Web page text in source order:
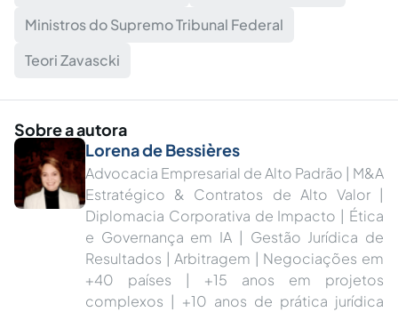
Ministros do Supremo Tribunal Federal
Teori Zavascki
Sobre a autora
Lorena de Bessières
Advocacia Empresarial de Alto Padrão | M&A
Estratégico & Contratos de Alto Valor |
Diplomacia Corporativa de Impacto | Ética
e Governança em IA | Gestão Jurídica de
Resultados | Arbitragem | Negociações em
+40 países | +15 anos em projetos
complexos | +10 anos de prática jurídica